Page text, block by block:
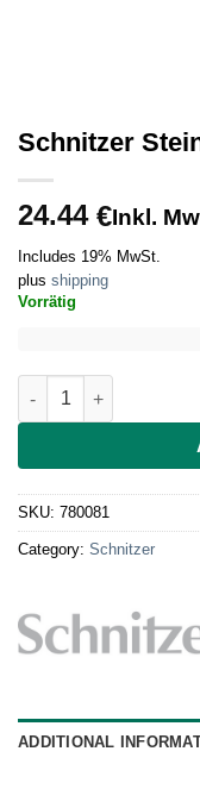
Schnitzer
24.44 €Inkl.
Includes 19% MwSt.
plus shipping
Vorrätig
Schnitzer Steinwalze
SKU: 780081
Category: Schnitzer
ADDITIONAL